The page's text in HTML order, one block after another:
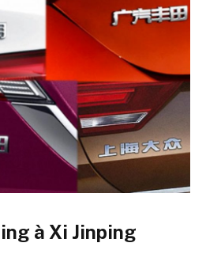
à Xi Jinping